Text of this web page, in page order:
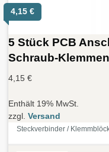
4,15 €
5 Stück PCB
Schraub-
4,15 €
Enthält 19% MwSt.
zzgl. Versand
Steckverbinder /